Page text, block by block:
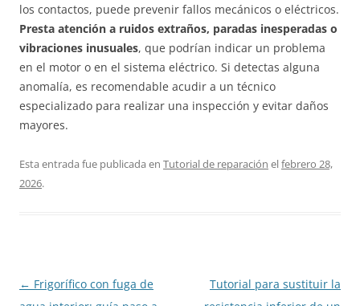
los contactos, puede prevenir fallos mecánicos o eléctricos.
Presta atención a ruidos extraños, paradas inesperadas o
vibraciones inusuales, que podrían indicar un problema
en el motor o en el sistema eléctrico. Si detectas alguna
anomalía, es recomendable acudir a un técnico
especializado para realizar una inspección y evitar daños
mayores.
Esta entrada fue publicada en Tutorial de reparación elfebrero 28,
2026.
Navegación
← Frigorífico con fuga de
Tutorial para sustituir la